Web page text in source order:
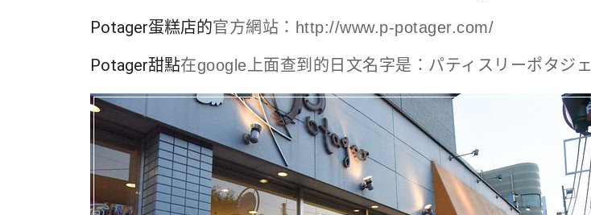
Potager蛋糕店的官方網站：http://www.p-potager.com/
Potager甜點在google上面查到的日文名字是：パティスリーポタジェ